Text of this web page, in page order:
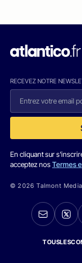
RECEVEZ NOTRE
En cliquant sur
acceptez nosTermes
© 2026 Talmont